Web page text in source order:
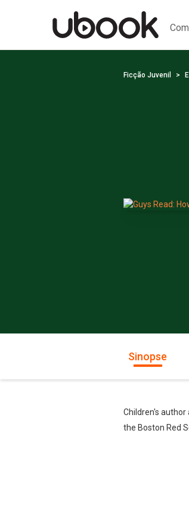
Ficção Juvenil
Sinopse
Children's
the Boston Red